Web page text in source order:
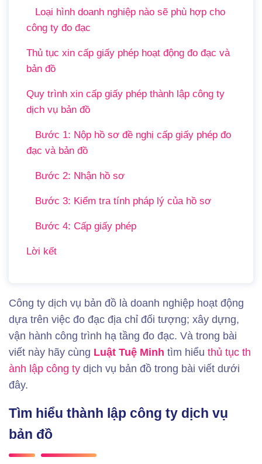
Loại hình doanh nghiệp nào sẽ phù hợp cho
công ty đo đạc
Thủ tục xin cấp giấy phép hoạt động đo đạc và
bản đồ
Quy trình xin cấp giấy phép thành lập công ty
dịch vụ bản đồ
Bước 1: Nộp hồ sơ đề nghị cấp giấy phép đo
đạc và bản đồ
Bước 2: Nhận hồ sơ
Bước 3: Kiểm tra tính pháp lý của hồ sơ
Bước 4: Cấp giấy phép
Lời kết
Công ty dịch vụ bản đồ là doanh nghiệp hoạt động
dựa trên việc đo đạc địa chỉ đối tượng; xây dựng,
vận hành công trình hạ tầng đo đạc. Và trong bài
viết này hãy cùng Luật Tuệ Minh tìm hiểu thủ tục th
ành lập công ty dịch vụ bản đồ trong bài viết dưới
đây.
Tìm hiểu thành lập công ty dịch vụ
bản đồ